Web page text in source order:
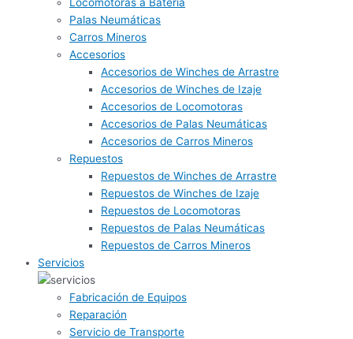
Palas Neumáticas
Carros Mineros
Accesorios
Accesorios de Winches de Arrastre
Accesorios de Winches de Izaje
Accesorios de Locomotoras
Accesorios de Palas Neumáticas
Accesorios de Carros Mineros
Repuestos
Repuestos de Winches de Arrastre
Repuestos de Winches de Izaje
Repuestos de Locomotoras
Repuestos de Palas Neumáticas
Repuestos de Carros Mineros
Servicios
Fabricación de Equipos
Reparación
Servicio de Transporte